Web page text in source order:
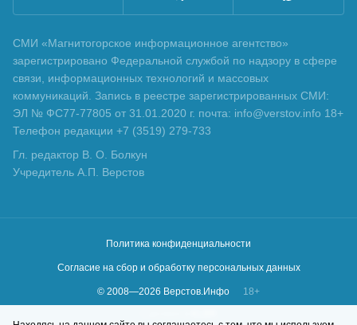
СМИ «Магнитогорское информационное агентство»
зарегистрировано Федеральной службой по надзору в сфере
связи, информационных технологий и массовых
коммуникаций. Запись в реестре зарегистрированных СМИ:
ЭЛ № ФС77-77805 от 31.01.2020 г. почта: info@verstov.info 18+
Телефон редакции +7 (3519) 279-733
Гл. редактор В. О. Болкун
Учредитель А.П. Верстов
Политика конфиденциальности
Согласие на сбор и обработку персональных данных
© 2008—2026 Верстов.Инфо
18+